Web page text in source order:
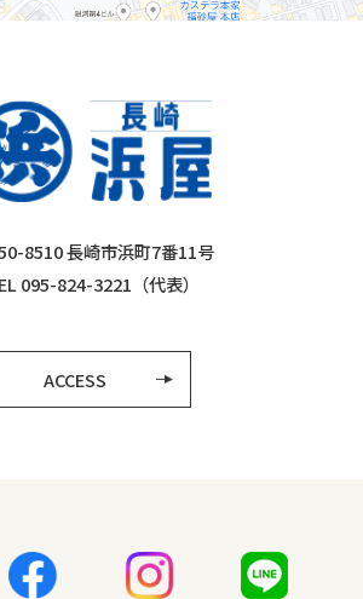
8510 長崎市浜町7番11号
095-824-3221（代表）
ACCESS